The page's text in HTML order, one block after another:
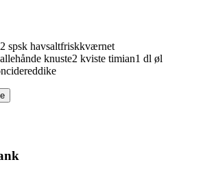
2 spsk havsaltfriskkværnet
allehånde knuste2 kviste timian1 dl øl
cidereddike